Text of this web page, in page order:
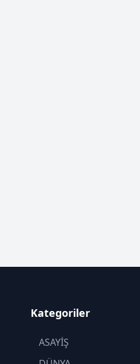
Kategoriler
ASAYİŞ